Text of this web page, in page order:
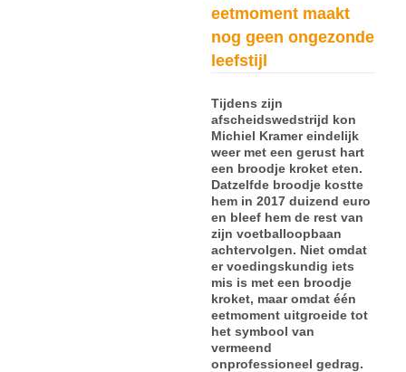
eetmoment maakt
nog geen ongezonde
leefstijl
Tijdens zijn
afscheidswedstrijd kon
Michiel Kramer eindelijk
weer met een gerust hart
een broodje kroket eten.
Datzelfde broodje kostte
hem in 2017 duizend euro
en bleef hem de rest van
zijn voetballoopbaan
achtervolgen. Niet omdat
er voedingskundig iets
mis is met een broodje
kroket, maar omdat één
eetmoment uitgroeide tot
het symbool van
vermeend
onprofessioneel gedrag.